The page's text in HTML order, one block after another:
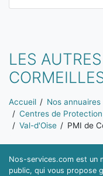
LES
Vous êtes ici:
Accueil
Nos annuaires
Centres de
Val-d'Oise
PMI de
Nos-services.com est un
public, qui vous propose